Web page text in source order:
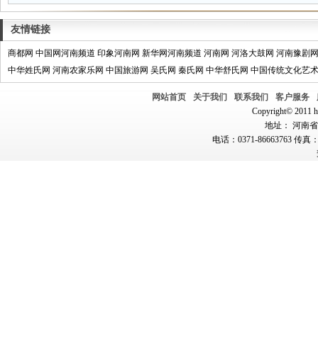
友情链接
商都网 中国网河南频道 印象河南网 新华网河南频道 河南网 河洛大鼓网 河南豫剧网
中华姓氏网 河南农家乐网 中国旅游网 吴氏网 秦氏网 中华舒氏网 中国传统文化艺
网站首页 关于我们 联系我们 客户服务
Copyright© 2011
地址： 河南
电话：0371-86663763 传真